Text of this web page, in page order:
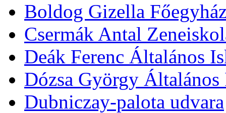
Boldog Gizella
Csermák Antal
Deák Ferenc Általános
Dózsa György Általános
Dubniczay-palota udvara